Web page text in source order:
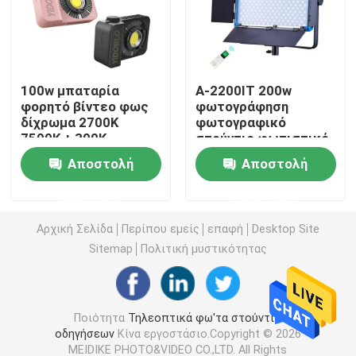
Τηλεοπτικό φως των RGB οδηγήσεων
Φωτογραφία φω'των στούντιο οδηγήσεων
Φω'τα στούντιο των RGB οδηγήσεων
Φω'τα φωτογραφίας φωτός της ημέρας
Μαλακό φως επιτροπής οδηγήσεων
Φως κινηματογραφικών στούντιο
100w μπαταρία
φορητό βίντεο φως
δίχρωμα 2700K
7500K + 300K
Αποστολή
A-2200IT 200w
φωτογράφηση
φωτογραφικό
στούντιο φωτιστικό
σετ με τρίποδα
στέκεται μαλακό LED
φως πλήρης σειρά
Αποστολή
Αρχική Σελίδα Περίπου εμείς επαφή
Desktop Site
Sitemap
Πολιτική μυστικότητας
Ποιότητα Τηλεοπτικά φω'τα στούντιο
οδηγήσεωνΚίνα εργοστάσιο.Copyright © 2026
MEIDIKE PHOTO&VIDEO CO.,LTD. All Rights